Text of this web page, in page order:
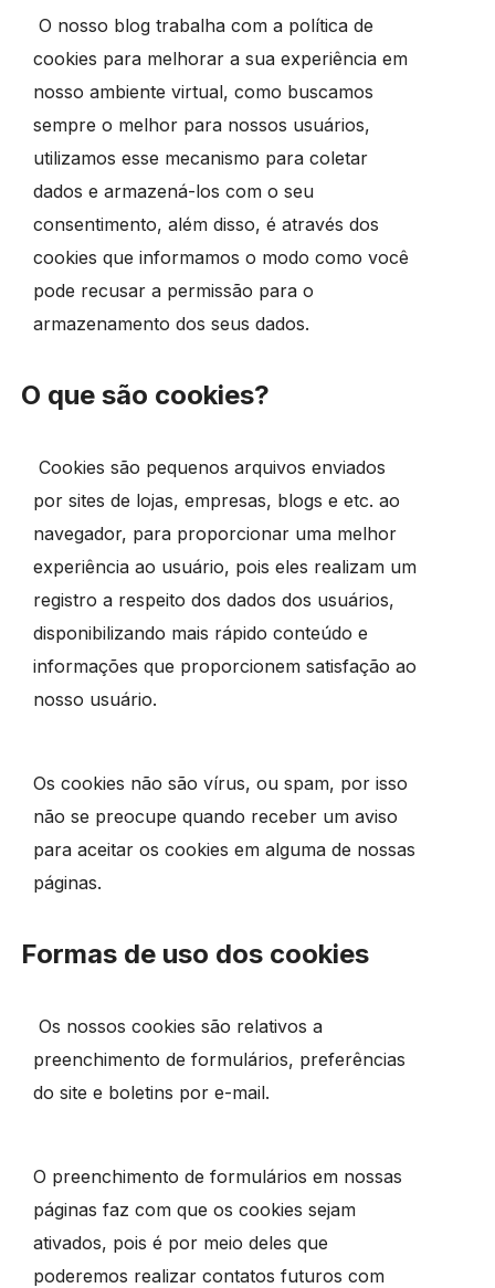
O nosso blog trabalha com a política de
cookies para melhorar a sua experiência em
nosso ambiente virtual, como buscamos
sempre o melhor para nossos usuários,
utilizamos esse mecanismo para coletar
dados e armazená-los com o seu
consentimento, além disso, é através dos
cookies que informamos o modo como você
pode recusar a permissão para o
armazenamento dos seus dados.
O que são cookies?
Cookies são pequenos arquivos enviados
por sites de lojas, empresas, blogs e etc. ao
navegador, para proporcionar uma melhor
experiência ao usuário, pois eles realizam um
registro a respeito dos dados dos usuários,
disponibilizando mais rápido conteúdo e
informações que proporcionem satisfação ao
nosso usuário.
Os cookies não são vírus, ou spam, por isso
não se preocupe quando receber um aviso
para aceitar os cookies em alguma de nossas
páginas.
Formas de uso dos cookies
Os nossos cookies são relativos a
preenchimento de formulários, preferências
do site e boletins por e-mail.
O preenchimento de formulários em nossas
páginas faz com que os cookies sejam
ativados, pois é por meio deles que
poderemos realizar contatos futuros com